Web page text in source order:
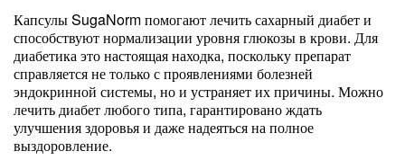
Капсулы SugaNorm помогают лечить сахарный диабет и
способствуют нормализации уровня глюкозы в крови. Для
диабетика это настоящая находка, поскольку препарат
справляется не только с проявлениями болезней
эндокринной системы, но и устраняет их причины. Можно
лечить диабет любого типа, гарантировано ждать
улучшения здоровья и даже надеяться на полное
выздоровление.